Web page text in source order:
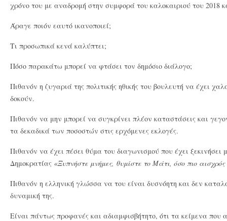
χρόνο του με αναδρομή στην συμφορά του καλοκαιριού του 2018
Άραγε ποιόν εαυτό ικανοποιεί;
Τι προσωπικά κενά καλύπτει;
Πόσο παρακάτω μπορεί να φτάσει τον δημόσιο διάλογο;
Πιθανόν η ζυγαριά της πολιτικής ηθικής του βουλευτή να έχει
δοκούν.
Πιθανόν να μην μπορεί να συγκρίνει πλέον καταστάσεις και
τα δεκαδικά των ποσοστών στις ερχόμενες εκλογές.
Πιθανόν να έχει πέσει θύμα του διαγωνισμού που έχει
Δημοκρατίας «Ξυπνήστε μνήμες, θυμίστε το Μάτι, όσο πιο
Πιθανόν η ελληνική γλώσσα να του είναι δυσνόητη και δεν
δυναμική της.
Είναι πάντως προφανές και αδιαμφισβήτητο, ότι τα κείμενα που